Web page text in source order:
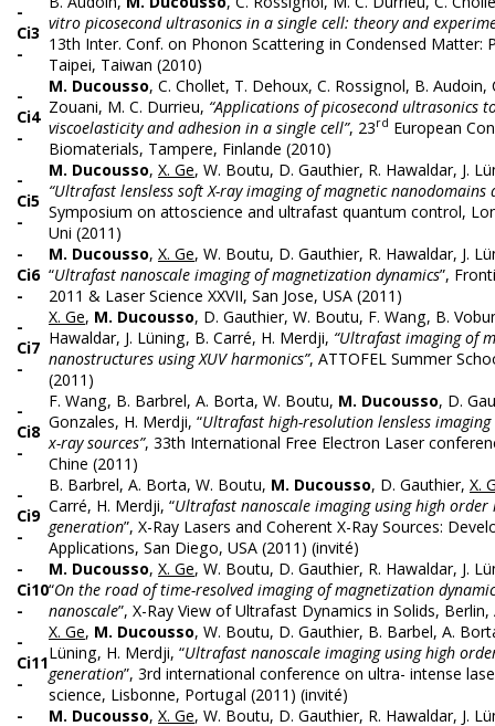
-
Ci3
-
vitro picosecond ultrasonics in a single cell: theory and
13th Inter. Conf. on Phonon Scattering in Condensed Matter:
Taipei, Taiwan (2010)
-
Ci4
-
M. Ducousso, C. Chollet, T. Dehoux, C. Rossignol, B. Audoin,
Zouani, M. C. Durrieu, “Applications of picosecond ultrasonics
viscoelasticity and adhesion in a single cell”, 23rd European
Biomaterials, Tampere, Finlande (2010)
-
Ci5
-
M. Ducousso, X. Ge, W. Boutu, D. Gauthier, R. Hawaldar, J.
“Ultrafast lensless soft X-ray imaging of magnetic nanodomains
Symposium on attoscience and ultrafast quantum control,
Uni (2011)
-
Ci6
-
M. Ducousso, X. Ge, W. Boutu, D. Gauthier, R. Hawaldar, J.
“Ultrafast nanoscale imaging of magnetization dynamics”,
2011 & Laser Science XXVII, San Jose, USA (2011)
-
Ci7
-
X. Ge, M. Ducousso, D. Gauthier, W. Boutu, F. Wang, B.
Hawaldar, J. Lüning, B. Carré, H. Merdji, “Ultrafast imaging of
nanostructures using XUV harmonics”, ATTOFEL Summer
(2011)
-
Ci8
-
F. Wang, B. Barbrel, A. Borta, W. Boutu, M. Ducousso, D.
Gonzales, H. Merdji, “Ultrafast high-resolution lensless
x-ray sources”, 33th International Free Electron Laser
Chine (2011)
-
Ci9
-
B. Barbrel, A. Borta, W. Boutu, M. Ducousso, D. Gauthier, X.
Carré, H. Merdji, “Ultrafast nanoscale imaging using high order
generation”, X-Ray Lasers and Coherent X-Ray Sources:
Applications, San Diego, USA (2011) (invité)
-
Ci10
-
M. Ducousso, X. Ge, W. Boutu, D. Gauthier, R. Hawaldar, J.
“On the road of time-resolved imaging of magnetization
nanoscale”, X-Ray View of Ultrafast Dynamics in Solids,
-
Ci11
-
X. Ge, M. Ducousso, W. Boutu, D. Gauthier, B. Barbel, A.
Lüning, H. Merdji, “Ultrafast nanoscale imaging using high
generation”, 3rd international conference on ultra- intense
science, Lisbonne, Portugal (2011) (invité)
-
M. Ducousso, X. Ge, W. Boutu, D. Gauthier, R. Hawaldar, J.